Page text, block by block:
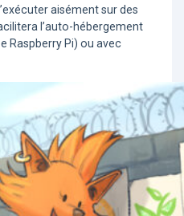
aisément sur des
l’auto-hébergement
Raspberry Pi) ou avec